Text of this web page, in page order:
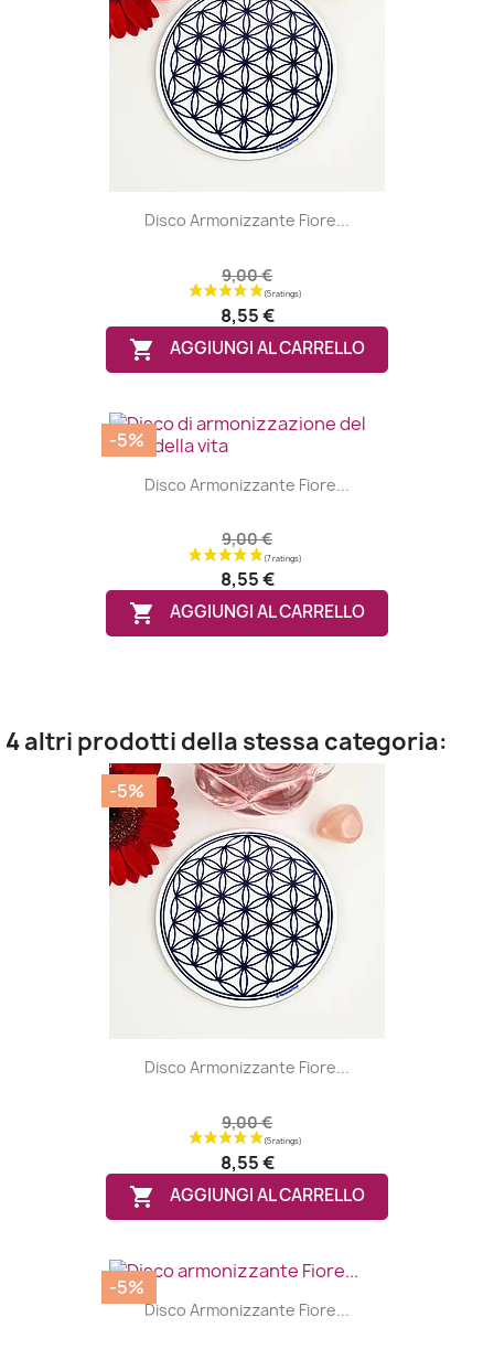
Disco Armonizzante Fiore...
9,00 €
8,55 €
 AGGIUNGI AL CARRELLO
Disco Armonizzante Fiore...
9,00 €
8,55 €
 AGGIUNGI AL CARRELLO
-5%
4 altri prodotti della stessa categoria:
Disco Armonizzante Fiore...
9,00 €
8,55 €
 AGGIUNGI AL CARRELLO
-5%
Disco Armonizzante Fiore...
-5%